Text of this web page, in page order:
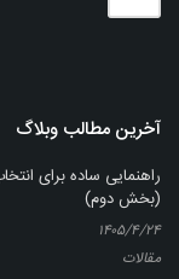
آخرین مطالب وبلاگ
راهنمایی ساده برای
(بخش دوم)
۱۴۰۵/۴/۲۴
مقالات